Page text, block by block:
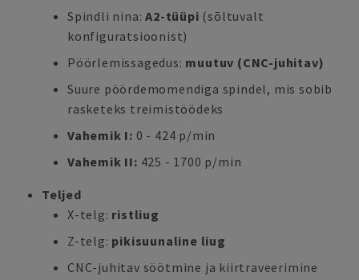
Spindli nina:A2-tüüpi (sõltuvalt
konfiguratsioonist)
Pöörlemissagedus: muutuv (CNC-juhitav)
Suure pöördemomendiga spindel, mis sobib
rasketeks treimistöödeks
Vahemik I: 0 - 424 p/min
Vahemik II: 425 - 1700 p/min
Teljed
X-telg: ristliug
Z-telg: pikisuunaline liug
CNC-juhitav söötmine ja kiirtraveerimine